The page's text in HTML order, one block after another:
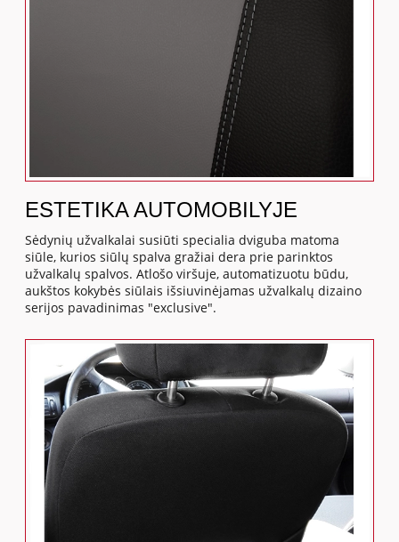
ESTETIKA AUTOMOBILYJE
Sėdynių užvalkalai susiūti specialia dviguba matoma
siūle, kurios siūlų spalva gražiai dera prie parinktos
užvalkalų spalvos. Atlošo viršuje, automatizuotu būdu,
aukštos kokybės siūlais išsiuvinėjamas užvalkalų dizaino
serijos pavadinimas "exclusive".